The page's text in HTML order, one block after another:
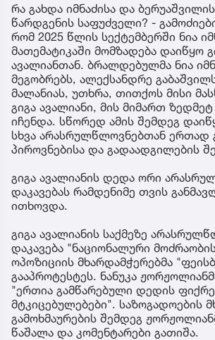
რა გახდა იმნაძისა და
წარდგენის საფუძველი? -
რომ 2025 წლის სექტემბერში ნია
მათემატიკაში მომზადება დაიწყო
ავალიანთან. ბრალდებულმა ნია
მეგობრებს, ალექსანდრე
მალანიას, უთხრა, თითქოს მისი
გიგა ავალიანი, მის მიმართ
იჩენდა. სწორედ ამის შემდეგ
სხვა არასრულწლოვნებთან ერთად
პიროვნებისა და გადაადგილების
გიგა ავალიანის დედა ორი
დაკავებას რამდენიმე თვის
ითხოვდა.
გიგა ავალიანის საქმეზე
დაკავება "ნაციონალური
ოპოზიციის მხარდამჭერებმა
გააპროტესტეს. ნანუკა
"ერთია გამწარებული დედის
მტკიცებულებები". საზოგადოების
გამოხმაურების შემდეგ
წაშალა და კომენტარები გათიშა.